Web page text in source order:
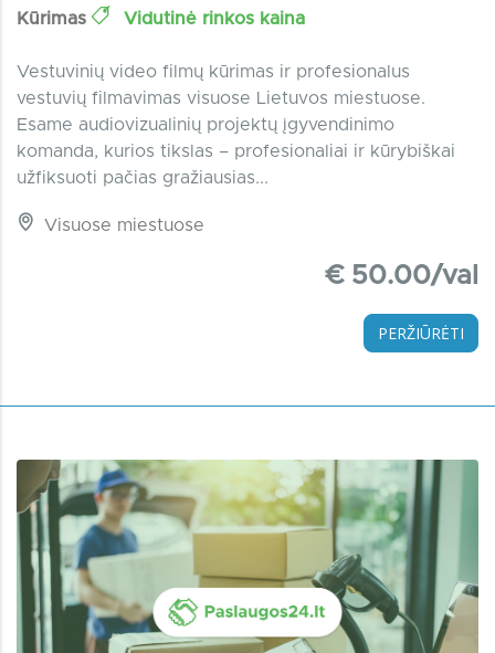
Kūrimas‎
Vidutinė rinkos kaina
Vestuvinių video filmų kūrimas ir profesionalus
vestuvių filmavimas visuose Lietuvos miestuose.
Esame audiovizualinių projektų įgyvendinimo
komanda, kurios tikslas – profesionaliai ir kūrybiškai
užfiksuoti pačias gražiausias...
Visuose miestuose
€ 50.00/val
PERŽIŪRĖTI